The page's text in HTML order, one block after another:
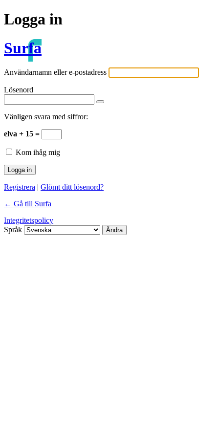
Logga in
Surfa
Användarnamn eller e-postadress
Lösenord
Vänligen svara med siffror:
elva + 15 =
Kom ihåg mig
Registrera | Glömt ditt lösenord?
← Gå till Surfa
Integritetspolicy
Språk